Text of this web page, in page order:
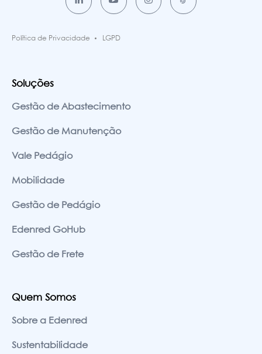
Política de Privacidade LGPD
Soluções
Gestão de Abastecimento
Gestão de Manutenção
Vale Pedágio
Mobilidade
Gestão de Pedágio
Edenred GoHub
Gestão de Frete
Quem Somos
Sobre a Edenred
Sustentabilidade